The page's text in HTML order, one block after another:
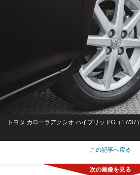
トヨタ カローラアクシオ ハイブリッドG（17/37）
この記事へ戻る